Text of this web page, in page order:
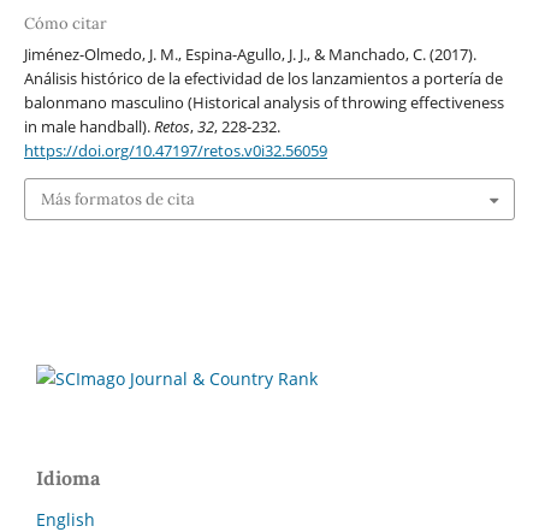
Cómo citar
Jiménez-Olmedo, J. M., Espina-Agullo, J. J., & Manchado, C. (2017).
Análisis histórico de la efectividad de los lanzamientos a portería de
balonmano masculino (Historical analysis of throwing effectiveness
in male handball).Retos,32, 228-232.
https://doi.org/10.47197/retos.v0i32.56059
Más formatos de cita
Idioma
English